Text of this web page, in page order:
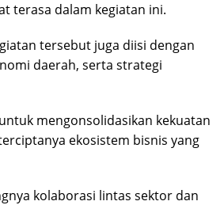
terasa dalam kegiatan ini.
tersebut juga diisi dengan
daerah, serta strategi
mengonsolidasikan kekuatan
ekosistem bisnis yang
kolaborasi lintas sektor dan